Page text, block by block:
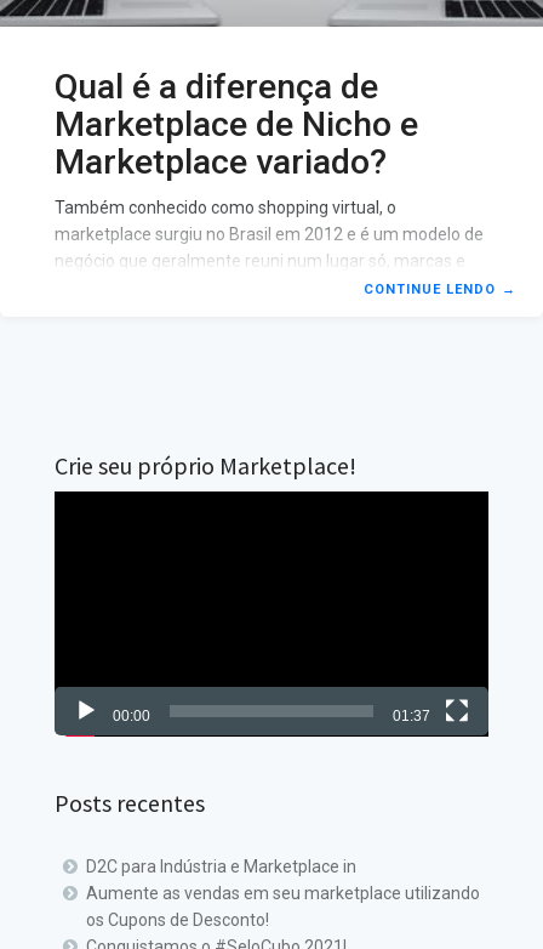
Qual é a diferença de
Marketplace de Nicho e
Marketplace variado?
Também conhecido como shopping virtual, o
marketplace surgiu no Brasil em 2012 e é um modelo de
negócio que geralmente reuni num lugar só, marcas e
lojas, o que consequentemente acaba facilitando a
CONTINUE LENDO →
Crie seu próprio Marketplace!
00:00 01:37
Posts recentes
D2C para Indústria e Marketplace in
Aumente as vendas em seu marketplace utilizando
os Cupons de Desconto!